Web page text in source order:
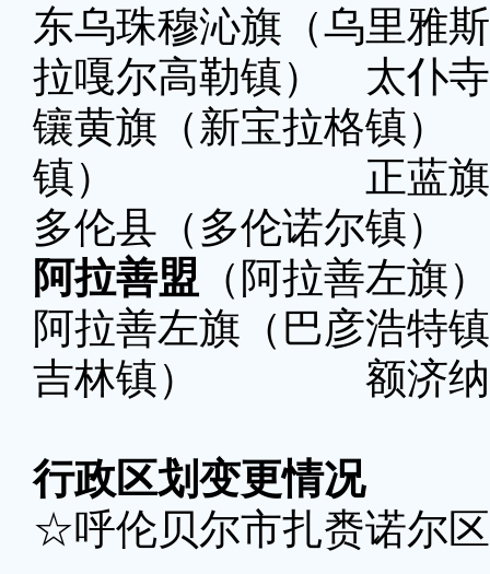
东乌珠穆沁旗（乌里
拉嘎尔高勒镇） 太仆
镶黄旗（新宝拉格
镇） 正蓝旗（
多伦县（多伦诺尔镇）
阿拉善盟 （阿拉善左旗
阿拉善左旗（巴彦
吉林镇） 额济纳旗
行政区划变更情况
☆呼伦贝尔市扎赉诺尔